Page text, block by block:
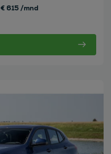
€ 615 /mnd